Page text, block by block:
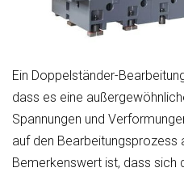
Ein Doppelständer-
dass es eine
Spannungen und
auf den Bearbeitungsprozess
Bemerkenswert ist, dass sich